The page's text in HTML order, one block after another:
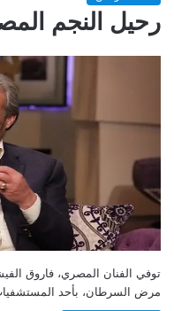
رحيل النجم
توفي الفنان المصري، فاروق
مرض السرطان، بأحد